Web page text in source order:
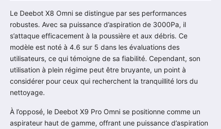
Le Deebot X8 Omni se distingue par ses performances
robustes. Avec sa puissance d’aspiration de 3000Pa, il
s’attaque efficacement à la poussière et aux débris. Ce
modèle est noté à 4.6 sur 5 dans les évaluations des
utilisateurs, ce qui témoigne de sa fiabilité. Cependant, son
utilisation à plein régime peut être bruyante, un point à
considérer pour ceux qui recherchent la tranquillité lors du
nettoyage.
À l’opposé, le Deebot X9 Pro Omni se positionne comme un
aspirateur haut de gamme, offrant une puissance d’aspiration